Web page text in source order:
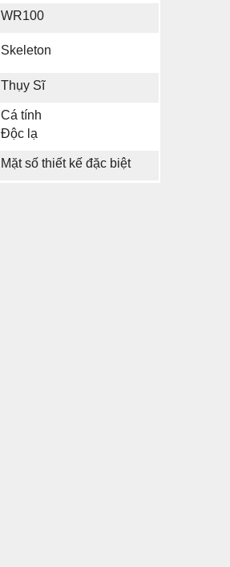
WR100
Skeleton
Thụy Sĩ
Cá tính
Độc lạ
Mặt số thiết kế đặc biệt